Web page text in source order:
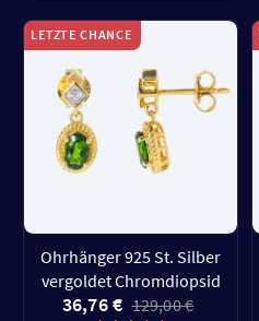
LETZTE CHANCE
Ohrhänger 925 St. Silber
vergoldet Chromdiopsid
36,76 € 129,00 €